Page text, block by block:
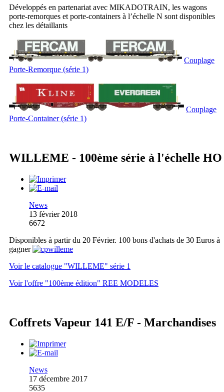
Développés en partenariat avec MIKADOTRAIN, les wagons
porte-remorques et porte-containers à l’échelle N sont disponibles
chez les détaillants
Couplage
Porte-Remorque (série 1)
Couplage
Porte-Container (série 1)
WILLEME - 100ème série à l'échelle HO
News
13 février 2018
6672
Disponibles à partir du 20 Février. 100 bons d'achats de 30 Euros à
gagner
Voir le catalogue "WILLEME" série 1
Voir l'offre "100ème édition" REE MODELES
Coffrets Vapeur 141 E/F - Marchandises
News
17 décembre 2017
5635